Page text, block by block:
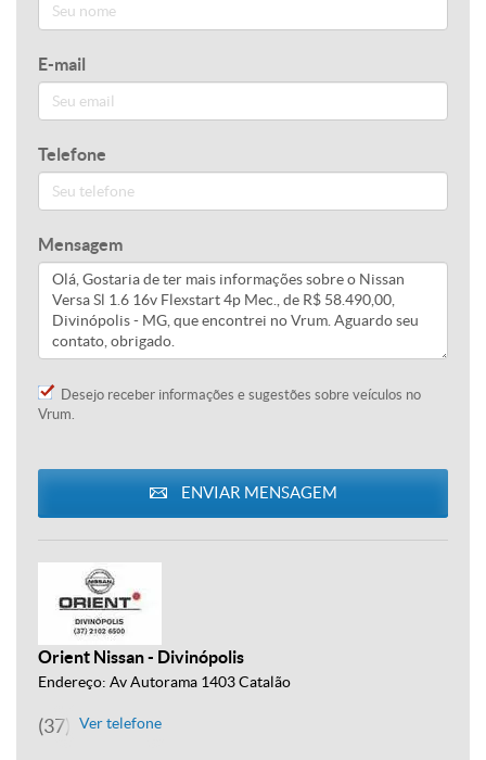
E-mail
Telefone
Mensagem
Desejo receber informações e sugestões sobre veículos no
Vrum.
ENVIAR MENSAGEM
Orient Nissan - Divinópolis
Endereço: Av Autorama 1403 Catalão
(37) 2102-6500
Ver telefone